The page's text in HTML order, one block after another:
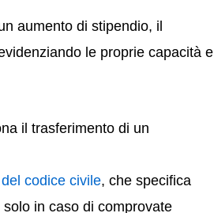
aumento di stipendio, il
le proprie capacità e
il trasferimento di un
codice civile, che specifica
in caso di comprovate